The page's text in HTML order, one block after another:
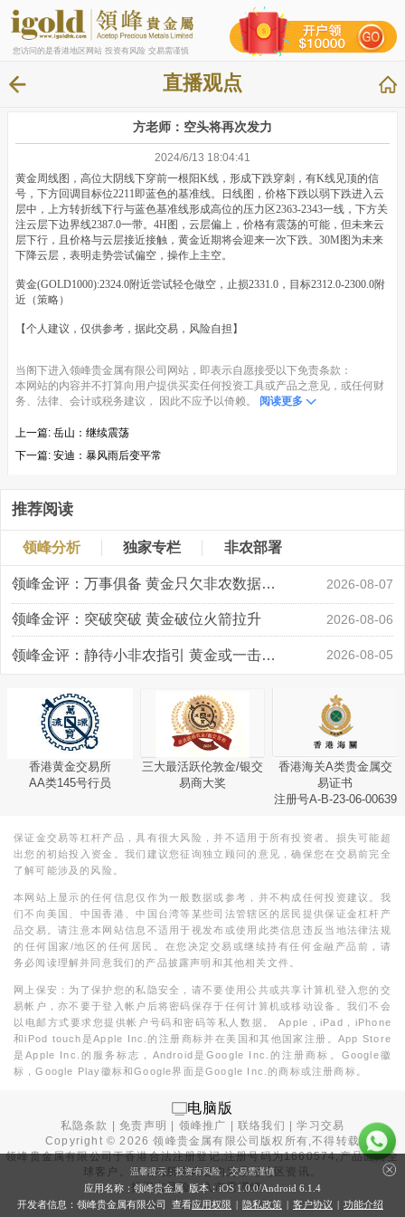
您访问的是香港地区网站 投资有风险 交易需谨慎
直播观点
方老师：空头将再次发力
2024/6/13 18:04:41
黄金周线图，高位大阴线下穿前一根阳K线，形成下跌穿刺，有K线见顶的信
号，下方回调目标位2211即蓝色的基准线。日线图，价格下跌以弱下跌进入云
层中，上方转折线下行与蓝色基准线形成高位的压力区2363-2343一线，下方关
注云层下边界线2387.0一带。4H图，云层偏上，价格有震荡的可能，但未来云
层下行，且价格与云层接近接触，黄金近期将会迎来一次下跌。30M图为未来
下降云层，表明走势尝试偏空，操作上主空。
黄金(GOLD1000):2324.0附近尝试轻仓做空，止损2331.0，目标2312.0-2300.0附
近（策略）
【个人建议，仅供参考，据此交易，风险自担】
当阁下进入领峰贵金属有限公司网站，即表示自愿接受以下免责条款：
本网站的内容并不打算向用户提供买卖任何投资工具或产品之意见，或任何财
务、法律、会计或税务建议， 因此不应予以倚赖。
阅读更多
上一篇: 岳山：继续震荡
下一篇: 安迪：暴风雨后变平常
推荐阅读
领峰分析 独家专栏 非农部署
领峰金评：万事俱备 黄金只欠非农数据“东风” 2026-08-07
领峰金评：突破突破 黄金破位火箭拉升 2026-08-06
领峰金评：静待小非农指引 黄金或一击破局 2026-08-05
香港黄金交易所
AA类145号行员
三大最活跃伦敦金/银交
易商大奖
香港海关A类贵金属交
易证书
注册号A-B-23-06-00639
保证金交易等杠杆产品，具有很大风险，并不适用于所有投资者。损失可能超
出您的初始投入资金。我们建议您征询独立顾问的意见，确保您在交易前完全
了解可能涉及的风险。
本网站上显示的任何信息仅作为一般数据或参考，并不构成任何投资建议。我
们不向美国、中国香港、中国台湾等某些司法管辖区的居民提供保证金杠杆产
品交易。请注意本网站信息不适用于视发布或使用此类信息违反当地法律法规
的任何国家/地区的任何居民。在您决定交易或继续持有任何金融产品前，请
务必阅读理解并同意我们的产品披露声明和其他相关文件。
网上保安：为了保护您的私隐安全，请不要使用公共或共享计算机登入您的交
易帐户，亦不要于登入帐户后将密码保存于任何计算机或移动设备。我们不会
以电邮方式要求您提供帐户号码和密码等私人数据。 Apple，iPad，iPhone
和iPod touch是Apple Inc.的注册商标并在美国和其他国家注册。App Store
是Apple Inc.的服务标志，Android是Google Inc.的注册商标。Google徽
标，Google Play徽标和Google界面是Google Inc.的商标或注册商标。
电脑版
私隐条款 |免责声明 领峰推广 |联络我们 |学习交易
Copyright ©2026 领峰贵金属有限公司版权所有,不得转载
领峰贵金属有限公司于香港合法注册登记,注册号码为1660574,产品面向全
球客户。本站内所有内容均为香港地区资讯。
投资有风险，入市需谨慎。
温馨提示：投资有风险，交易需谨慎
应用名称：领峰贵金属 版本：iOS 1.0.0/Android 6.1.4
开发者信息：领峰贵金属有限公司 查看应用权限 | 隐私政策 | 客户协议 | 功能介绍